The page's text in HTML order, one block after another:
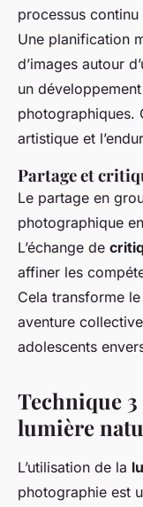
processus continu
Une planification
d’images autour
un
photographiques.
artistique et
Partage et
Le partage en
photographique
L’échange de
affiner les
Cela transforme
aventure
adolescents
Technique
lumière
L’utilisation de la
photographie est